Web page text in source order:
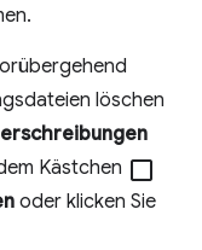
löschen
Kästchen check_box_outline_blank
oder klicken Sie